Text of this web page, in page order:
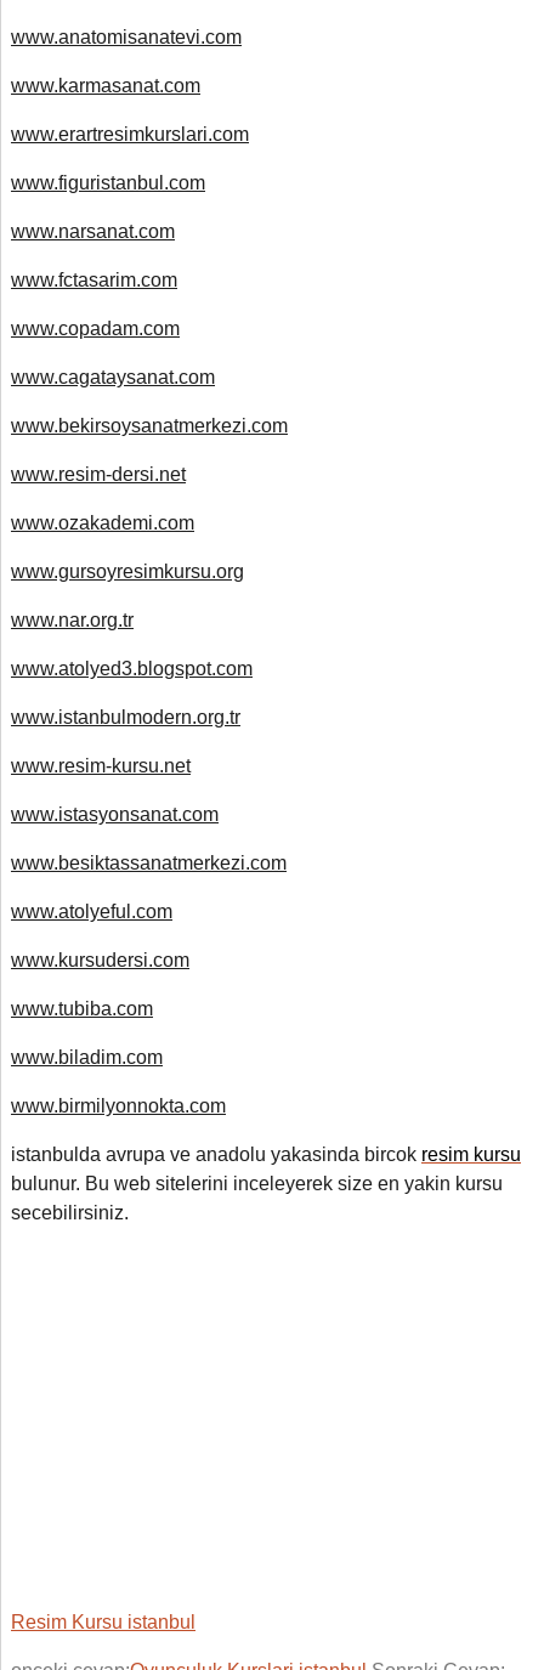
www.anatomisanatevi.com
www.karmasanat.com
www.erartresimkurslari.com
www.figuristanbul.com
www.narsanat.com
www.fctasarim.com
www.copadam.com
www.cagataysanat.com
www.bekirsoysanatmerkezi.com
www.resim-dersi.net
www.ozakademi.com
www.gursoyresimkursu.org
www.nar.org.tr
www.atolyed3.blogspot.com
www.istanbulmodern.org.tr
www.resim-kursu.net
www.istasyonsanat.com
www.besiktassanatmerkezi.com
www.atolyeful.com
www.kursudersi.com
www.tubiba.com
www.biladim.com
www.birmilyonnokta.com
istanbulda avrupa ve anadolu yakasinda bircok resim kursu
bulunur. Bu web sitelerini inceleyerek size en yakin kursu
secebilirsiniz.
Resim Kursu istanbul